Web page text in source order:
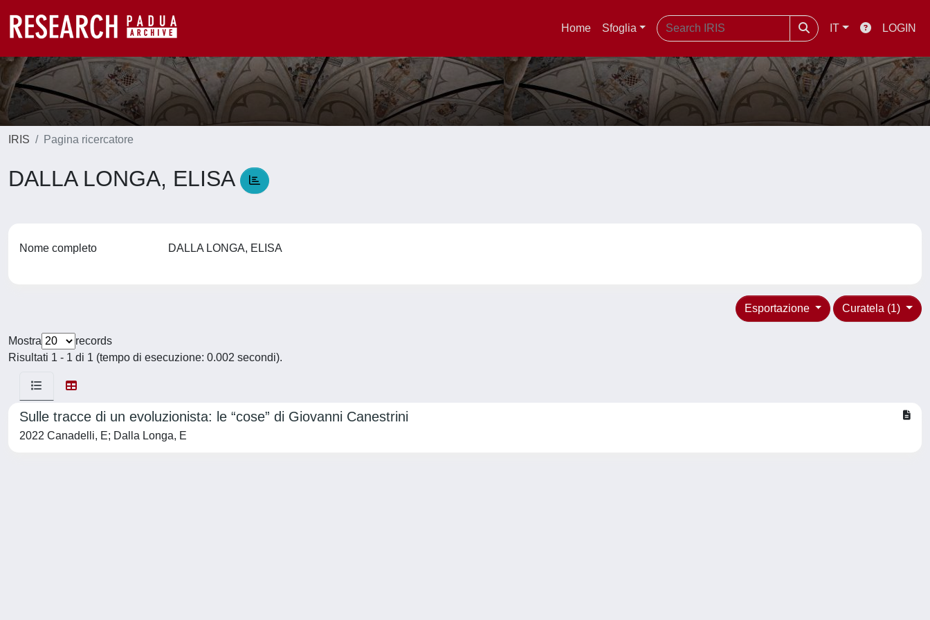
Home Sfoglia IT LOGIN
IRIS Pagina ricercatore
DALLA LONGA, ELISA
Nome completo DALLA LONGA, ELISA
Curatela (1)
Esportazione
Mostra
records
Risultati 1 - 1 di 1 (tempo di esecuzione: 0.002 secondi).
Sulle tracce di un evoluzionista: le “cose” di Giovanni Canestrini
2022 Canadelli, E; Dalla Longa, E